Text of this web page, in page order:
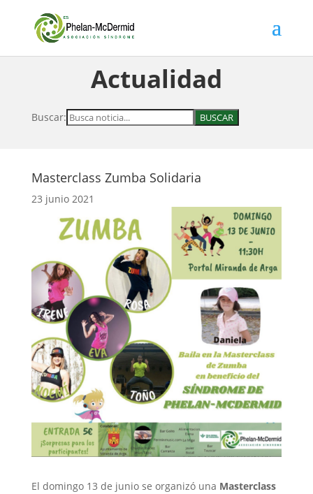
Actualidad
Buscar:
Masterclass Zumba Solidaria
23 junio 2021
El domingo 13 de junio se organizó una Masterclass